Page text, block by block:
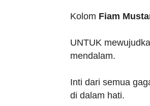
Kolom Fiam
UNTUK
mendalam.
Inti dari semua
di dalam hati.